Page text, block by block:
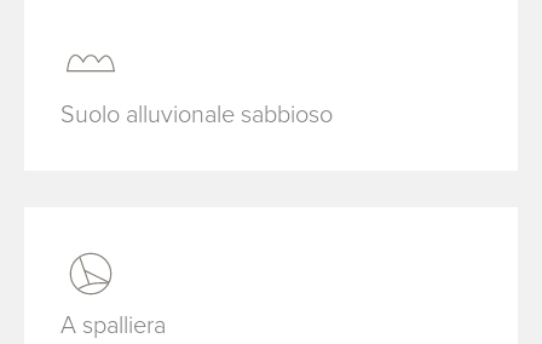
Suolo alluvionale sabbioso
A spalliera